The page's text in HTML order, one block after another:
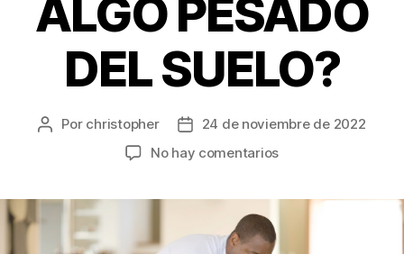
ALGO PESADO
DEL SUELO?
Por christopher
24 de noviembre de 2022
No hay comentarios